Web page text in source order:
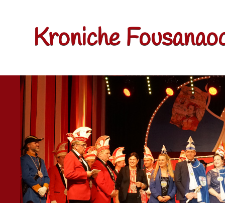
Kroniche